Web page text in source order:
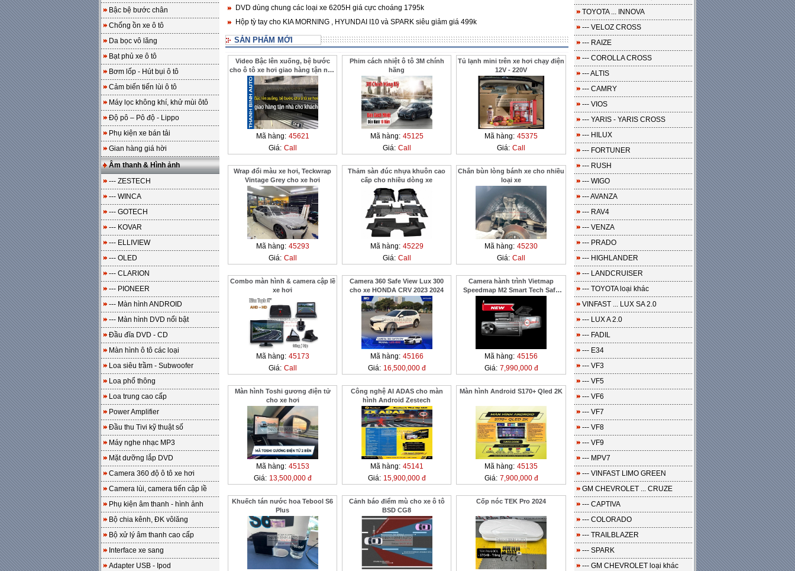
Bậc bệ bước chân
Chống ồn xe ô tô
Da bọc vô lăng
Bạt phủ xe ô tô
Bơm lốp - Hút bụi ô tô
Cảm biến tiến lùi ô tô
Máy lọc không khí, khử mùi ôtô
Độ pô – Pô độ - Lippo
Phụ kiện xe bán tải
Gian hàng giá hời
Âm thanh & Hình ảnh
--- ZESTECH
--- WINCA
--- GOTECH
--- KOVAR
--- ELLIVIEW
--- OLED
--- CLARION
--- PIONEER
--- Màn hình ANDROID
--- Màn hình DVD nổi bật
Đầu đĩa DVD - CD
Màn hình ô tô các loại
Loa siêu trầm - Subwoofer
Loa phổ thông
Loa trung cao cấp
Power Amplifier
Đầu thu Tivi kỹ thuật số
Máy nghe nhạc MP3
Mặt dưỡng lắp DVD
Camera 360 độ ô tô xe hơi
Camera lùi, camera tiến cập lề
Phụ kiện âm thanh - hình ảnh
Bộ chia kênh, ĐK vôlăng
Bộ xử lý âm thanh cao cấp
Interface xe sang
Adapter USB - Ipod
DVD dùng chung các loại xe 6205H giá cực choáng 1795k
Hộp tỳ tay cho KIA MORNING , HYUNDAI I10 và SPARK siêu giảm giá 499k
SẢN PHẨM MỚI
Video Bậc lên xuống, bệ bước
cho ô tô xe hơi giao hàng tận nhà
cho khách ở xa ThanhBinhAuto
Mã hàng: 45621
Giá: Call
Phim cách nhiệt ô tô 3M chính
hãng
Mã hàng: 45125
Giá: Call
Tủ lạnh mini trên xe hơi chạy điện
12V - 220V
Mã hàng: 45375
Giá: Call
Wrap đổi màu xe hơi, Teckwrap
Vintage Grey cho xe hơi
Mã hàng: 45293
Giá: Call
Thảm sàn đúc nhựa khuôn cao
cấp cho nhiều dòng xe
Mã hàng: 45229
Giá: Call
Chắn bùn lòng bánh xe cho nhiều
loại xe
Mã hàng: 45230
Giá: Call
Combo màn hình & camera cập lề
xe hơi
Mã hàng: 45173
Giá: Call
Camera 360 Safe View Lux 300
cho xe HONDA CRV 2023 2024
Mã hàng: 45166
Giá: 16,500,000 đ
Camera hành trình Vietmap
Speedmap M2 Smart Tech Safe
Mã hàng: 45156
Giá: 7,990,000 đ
Màn hình Toshi gương điện tử
cho xe hơi
Mã hàng: 45153
Giá: 13,500,000 đ
Công nghệ AI ADAS cho màn
hình Android Zestech
Mã hàng: 45141
Giá: 15,900,000 đ
Màn hình Android S170+ Qled 2K
Mã hàng: 45135
Giá: 7,900,000 đ
Khuếch tán nước hoa Tebool S6
Plus
Cảnh báo điểm mù cho xe ô tô
BSD CG8
Cốp nóc TEK Pro 2024
TOYOTA ... INNOVA
--- VELOZ CROSS
--- RAIZE
--- COROLLA CROSS
--- ALTIS
--- CAMRY
--- VIOS
--- YARIS - YARIS CROSS
--- HILUX
--- FORTUNER
--- RUSH
--- WIGO
--- AVANZA
--- RAV4
--- VENZA
--- PRADO
--- HIGHLANDER
--- LANDCRUISER
--- TOYOTA loại khác
VINFAST ... LUX SA 2.0
--- LUX A 2.0
--- FADIL
--- E34
--- VF3
--- VF5
--- VF6
--- VF7
--- VF8
--- VF9
--- MPV7
--- VINFAST LIMO GREEN
GM CHEVROLET ... CRUZE
--- CAPTIVA
--- COLORADO
--- TRAILBLAZER
--- SPARK
--- GM CHEVROLET loại khác